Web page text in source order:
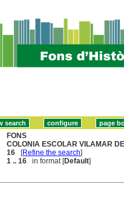
FONS
COLONIA ESCOLAR VILAMAR
16 [Refine the search]
1 .. 16 in format [Default]